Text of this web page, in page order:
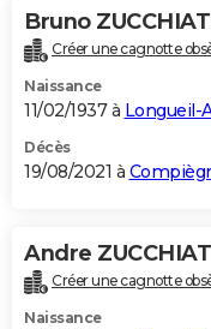
Bruno
Créer une cagnotte
Naissance
11/02/1937 à Longueil-
Décès
19/08/2021 à
Andre
Créer une cagnotte
Naissance